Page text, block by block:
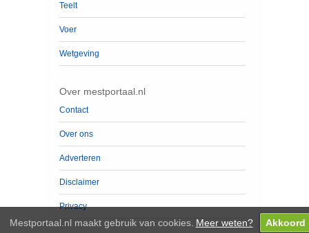
Teelt
Voer
Wetgeving
Over mestportaal.nl
Contact
Over ons
Adverteren
Disclaimer
Privacy
Mestportaal.nl maakt gebruik van cookies. Meer weten? Akkoord